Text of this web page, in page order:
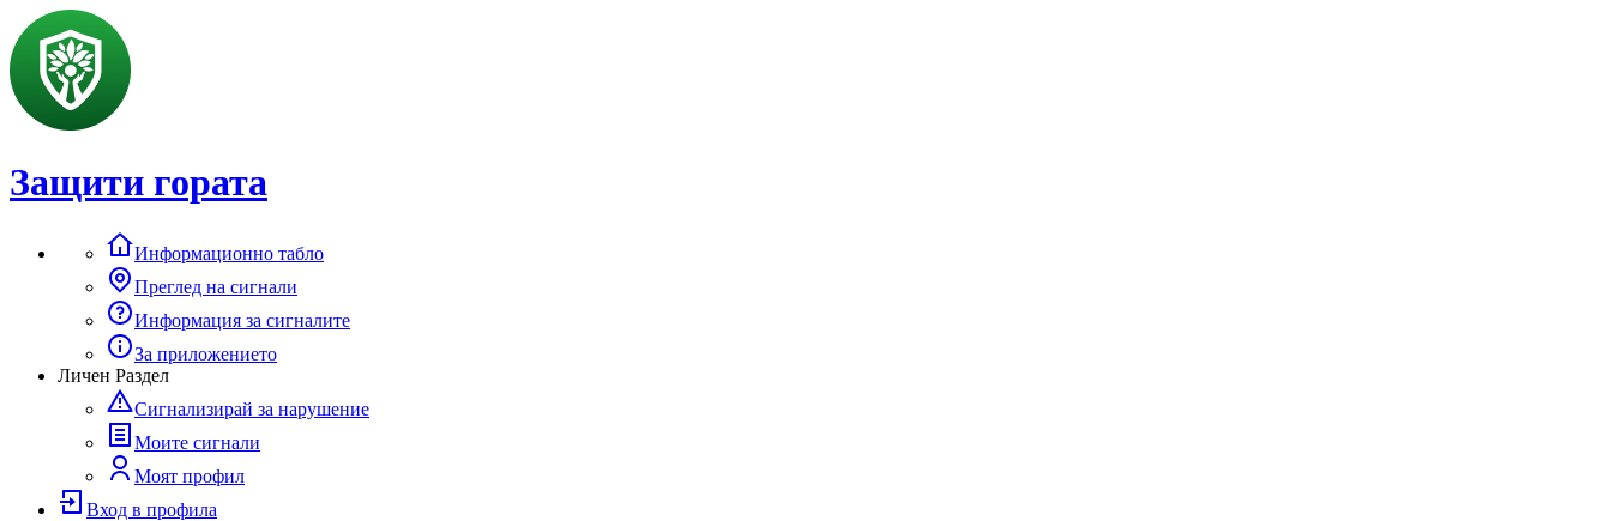
Защити гората
Информационно табло
Преглед на сигнали
Информация за сигналите
За приложението
Личен Раздел
Сигнализирай за нарушение
Моите сигнали
Моят профил
Вход в профила